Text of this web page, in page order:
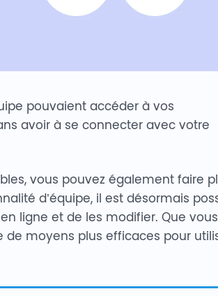
pouvaient accéder à vos
avoir à se connecter avec votre
vous pouvez également faire
d’équipe, il est désormais
ligne et de les modifier. Que vous
de moyens plus efficaces pour